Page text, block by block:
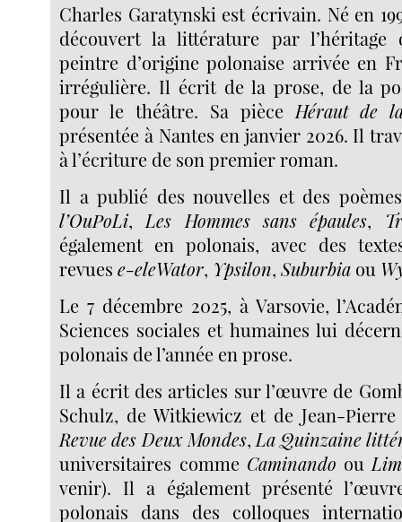
Charles Garatynski est écrivain. Né en
découvert la littérature par l’héritage
peintre d’origine polonaise arrivée en
irrégulière. Il écrit de la prose, de la
pour le théâtre. Sa pièce Héraut de
présentée à Nantes en janvier 2026. Il
à l’écriture de son premier roman.
Il a publié des nouvelles et des
l’OuPoLi, Les Hommes sans épaules,
également en polonais, avec des
revuese-eleWator, Ypsilon,Suburbia ou
Le 7 décembre 2025, à Varsovie,
Sciences sociales et humaines lui
polonais de l’année en prose.
Il a écrit des articles sur l’œuvre de
Schulz, de Witkiewicz et de Jean-
Revue des Deux Mondes, La Quinzaine
universitaires comme Caminando ou
venir). Il a également présenté
polonais dans des colloques